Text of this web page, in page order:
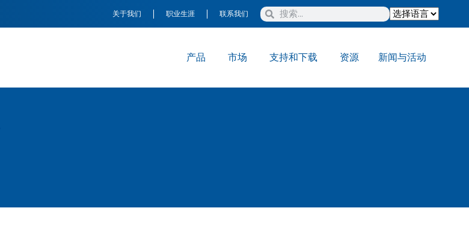
关于我们 职业生涯 联系我们
产品 市场 支持和下载 资源 新闻与活动